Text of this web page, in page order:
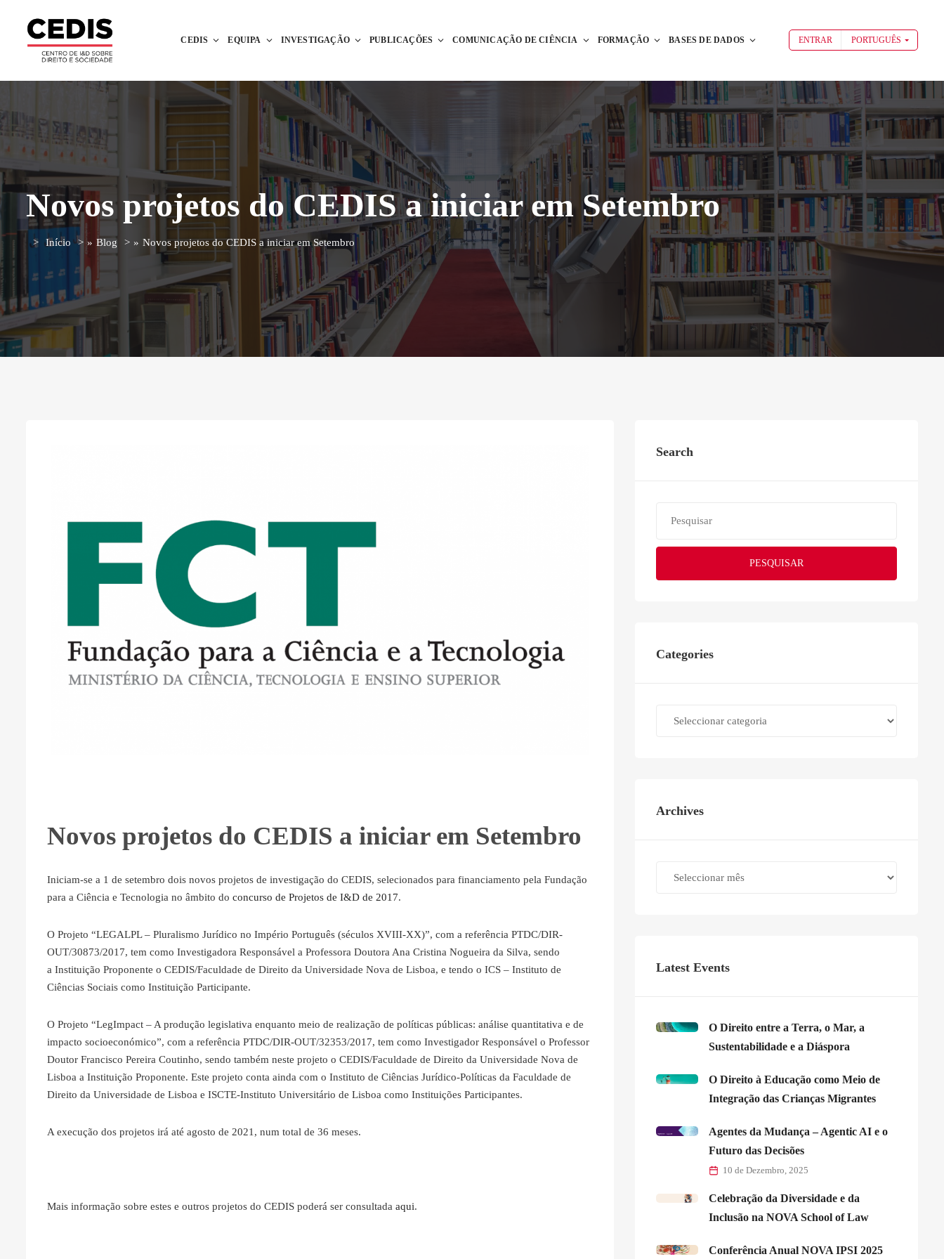
CEDIS EQUIPA INVESTIGAÇÃO PUBLICAÇÕES COMUNICAÇÃO DE CIÊNCIA FORMAÇÃO BASES DE DADOS ENTRAR PORTUGUÊS
Novos projetos do CEDIS a iniciar em Setembro
Início » Blog » Novos projetos do CEDIS a iniciar em Setembro
Novos projetos do CEDIS a iniciar em Setembro
Iniciam-se a 1 de setembro dois novos projetos de investigação do CEDIS, selecionados para financiamento pela Fundação
para a Ciência e Tecnologia no âmbito do concurso de Projetos de I&D de 2017.
O Projeto “LEGALPL – Pluralismo Jurídico no Império Português (séculos XVIII-XX)”, com a referência PTDC/DIR-
OUT/30873/2017, tem como Investigadora Responsável a Professora Doutora Ana Cristina Nogueira da Silva, sendo
a Instituição Proponente o CEDIS/Faculdade de Direito da Universidade Nova de Lisboa, e tendo o ICS – Instituto de
Ciências Sociais como Instituição Participante.
O Projeto “LegImpact – A produção legislativa enquanto meio de realização de políticas públicas: análise quantitativa e de
impacto socioeconómico”, com a referência PTDC/DIR-OUT/32353/2017, tem como Investigador Responsável o Professor
Doutor Francisco Pereira Coutinho, sendo também neste projeto o CEDIS/Faculdade de Direito da Universidade Nova de
Lisboa a Instituição Proponente. Este projeto conta ainda com o Instituto de Ciências Jurídico-Políticas da Faculdade de
Direito da Universidade de Lisboa e ISCTE-Instituto Universitário de Lisboa como Instituições Participantes.
A execução dos projetos irá até agosto de 2021, num total de 36 meses.
Mais informação sobre estes e outros projetos do CEDIS poderá ser consultada aqui.
Search
PESQUISAR
Categories
Archives
Latest Events
O Direito entre a Terra, o Mar, a
Sustentabilidade e a Diáspora
O Direito à Educação como Meio de
Integração das Crianças Migrantes
Agentes da Mudança – Agentic AI e o
Futuro das Decisões
10 de Dezembro, 2025
Celebração da Diversidade e da
Inclusão na NOVA School of Law
Conferência Anual NOVA IPSI 2025